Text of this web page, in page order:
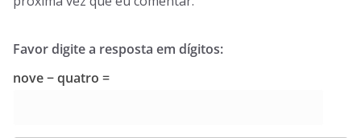
Favor digite a resposta em dígitos:
nove − quatro =